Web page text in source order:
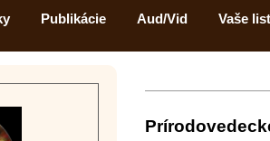
Publikácie Aud/Vid Vaše